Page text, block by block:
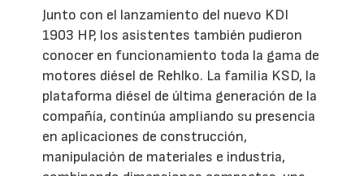
Junto con el lanzamiento del nuevo KDI
1903 HP, los asistentes también pudieron
conocer en funcionamiento toda la gama de
motores diésel de Rehlko. La familia KSD, la
plataforma diésel de última generación de la
compañía, continúa ampliando su presencia
en aplicaciones de construcción,
manipulación de materiales e industria,